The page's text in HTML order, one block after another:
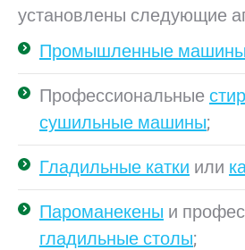
установлены следующие
Промышленные машины
Профессиональные
сушильные машины;
Гладильные катки или
Пароманекены и
гладильные столы;